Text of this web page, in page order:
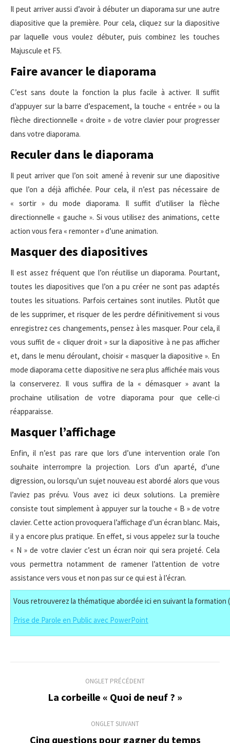
Il peut arriver aussi d’avoir à débuter un diaporama sur une autre
diapositive que la première. Pour cela, cliquez sur la diapositive
par laquelle vous voulez débuter, puis combinez les touches
Majuscule et F5.
Faire avancer le diaporama
C’est sans doute la fonction la plus facile à activer. Il suffit
d’appuyer sur la barre d’espacement, la touche « entrée » ou la
flèche directionnelle « droite » de votre clavier pour progresser
dans votre diaporama.
Reculer dans le diaporama
Il peut arriver que l’on soit amené à revenir sur une diapositive
que l’on a déjà affichée. Pour cela, il n’est pas nécessaire de
« sortir » du mode diaporama. Il suffit d’utiliser la flèche
directionnelle « gauche ». Si vous utilisez des animations, cette
action vous fera « remonter » d’une animation.
Masquer des diapositives
Il est assez fréquent que l’on réutilise un diaporama. Pourtant,
toutes les diapositives que l’on a pu créer ne sont pas adaptés
toutes les situations. Parfois certaines sont inutiles. Plutôt que
de les supprimer, et risquer de les perdre définitivement si vous
enregistrez ces changements, pensez à les masquer. Pour cela, il
vous suffit de « cliquer droit » sur la diapositive à ne pas afficher
et, dans le menu déroulant, choisir « masquer la diapositive ». En
mode diaporama cette diapositive ne sera plus affichée mais vous
la conserverez. Il vous suffira de la « démasquer » avant la
prochaine utilisation de votre diaporama pour que celle-ci
réapparaisse.
Masquer l’affichage
Enfin, il n’est pas rare que lors d’une intervention orale l’on
souhaite interrompre la projection. Lors d’un aparté, d’une
digression, ou lorsqu’un sujet nouveau est abordé alors que vous
l’aviez pas prévu. Vous avez ici deux solutions. La première
consiste tout simplement à appuyer sur la touche « B » de votre
clavier. Cette action provoquera l’affichage d’un écran blanc. Mais,
il y a encore plus pratique. En effet, si vous appelez sur la touche
« N » de votre clavier c’est un écran noir qui sera projeté. Cela
vous permettra notamment de ramener l’attention de votre
assistance vers vous et non pas sur ce qui est à l’écran.
Vous retrouverez la thématique abordée ici en suivant la
Prise de Parole en Public avec PowerPoint
commentaire
ONGLET PRÉCÉDENT
Onglet
La corbeille « Quoi de neuf ? »
ONGLET SUIVANT
Onglet
Cinq questions pour gagner du temps